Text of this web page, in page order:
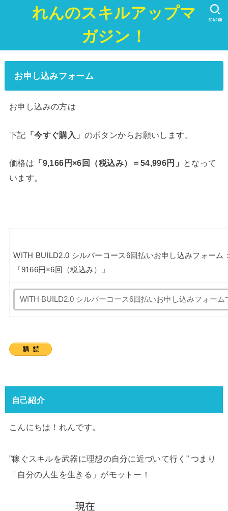
れんのスキルアップマ
ガジン！
SEARCH
お申し込みフォーム
お申し込みの方は
下記 「今すぐ購入」 のボタンからお願いします。
価格は 「9,166円×6回（税込み）＝54,996円」
となって
います。
WITH BUILD2.0 シルバーコース6回払いお申し込みフォーム
『9166円×6回（税込み）』
自己紹介
こんにちは！れんです。
”稼ぐスキルを武器に理想の自分に近づいて行く” つまり
「自分の人生を生きる」がモットー！